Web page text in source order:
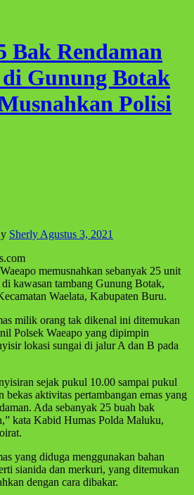
Bak Rendaman
Gunung Botak
Polisi
Sherly Agustus 3, 2021
memusnahkan sebanyak 25 unit
kawasan tambang Gunung Botak,
Waelata, Kabupaten Buru.
milik orang tak dikenal ini ditemukan
Polsek Waeapo yang dipimpin
lokasi sungai di jalur A dan B pada
sejak pukul 10.00 sampai pukul
aktivitas pertambangan emas yang
Ada sebanyak 25 buah bak
kata Kabid Humas Polda Maluku,
yang diduga menggunakan bahan
sianida dan merkuri, yang ditemukan
dengan cara dibakar.